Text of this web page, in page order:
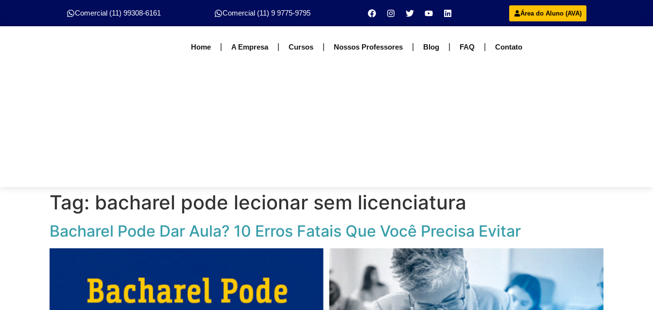
Comercial (11) 99308-6161 Comercial (11) 9 9775-9795 Área do Aluno (AVA)
Home A Empresa Cursos Nossos Professores Blog FAQ Contato
Tag: bacharel pode lecionar sem licenciatura
Bacharel Pode Dar Aula? 10 Erros Fatais Que Você Precisa Evitar